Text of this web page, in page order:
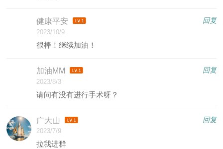
回复
健康平安
2023/10/9
很棒！继续加油！
回复
加油MM
2023/8/3
请问有没有进行手术呀？
回复
广大山
2023/7/9
拉我进群